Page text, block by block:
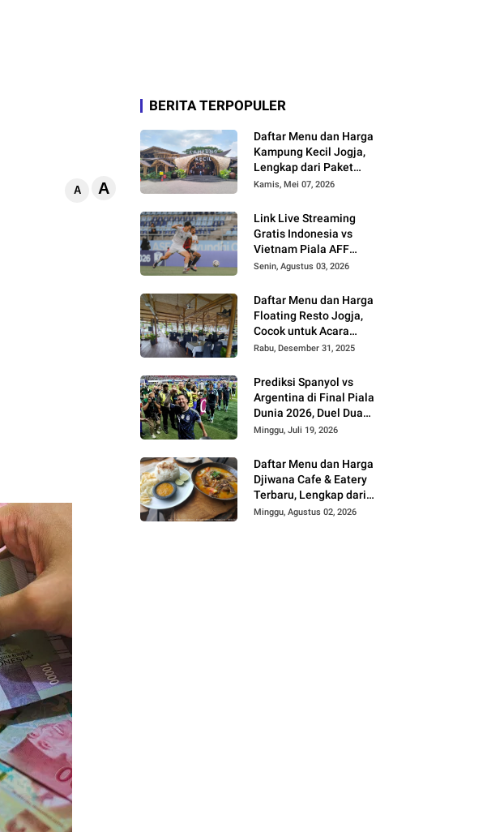
A A
BERITA TERPOPULER
Daftar Menu dan Harga
Kampung Kecil Jogja,
Lengkap dari Paket
Nasi hingga Minuman
Kamis, Mei 07, 2026
Link Live Streaming
Gratis Indonesia vs
Vietnam Piala AFF
2026
Senin, Agustus 03, 2026
Daftar Menu dan Harga
Floating Resto Jogja,
Cocok untuk Acara
Keluarga dan
Rabu, Desember 31, 2025
Prediksi Spanyol vs
Argentina di Final Piala
Dunia 2026, Duel Dua
Raksasa Penentu Gelar
Minggu, Juli 19, 2026
Daftar Menu dan Harga
Djiwana Cafe & Eatery
Terbaru, Lengkap dari
Croissant, Pizza hingga
Minggu, Agustus 02, 2026